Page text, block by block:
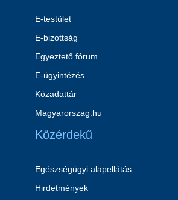
E-testület
E-bizottság
Egyeztető fórum
E-ügyintézés
Közadattár
Magyarorszag.hu
Közérdekű
Egészségügyi alapellátás
Hirdetmények